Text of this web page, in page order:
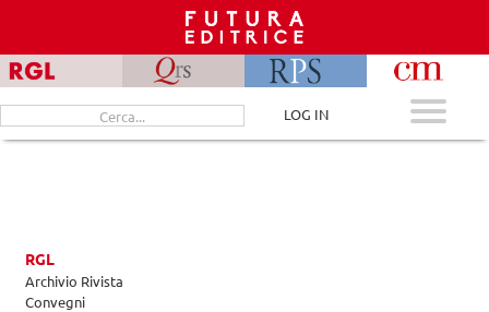
content
Cerca
per:
LOG IN
RGL
Archivio Rivista
Convegni